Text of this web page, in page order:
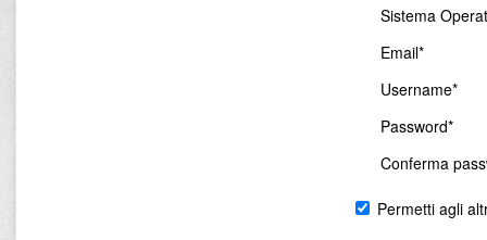
Sistema
Email*
Username*
Password*
Conferma
Permetti agli